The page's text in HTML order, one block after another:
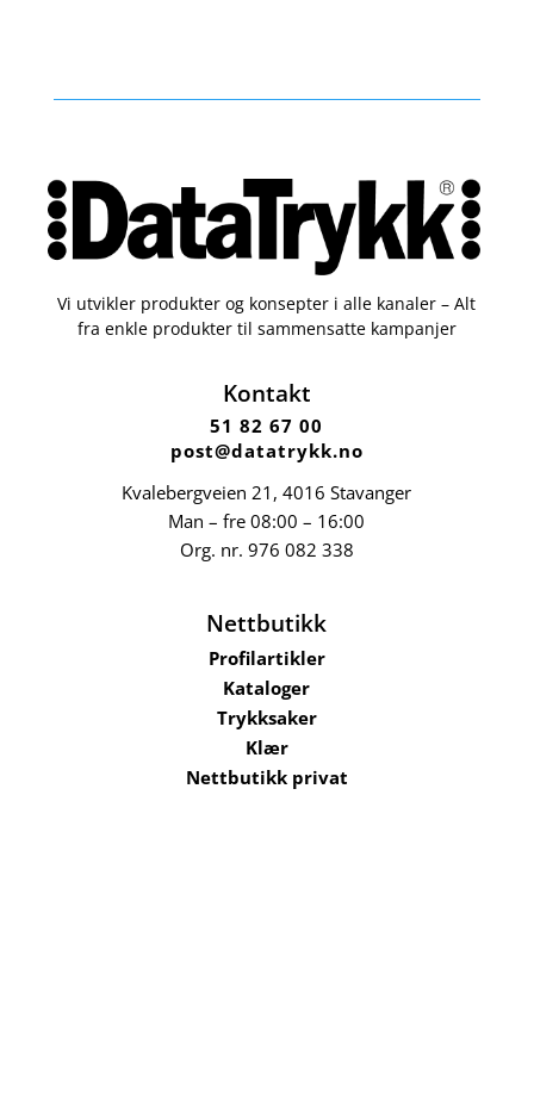
Vi utvikler produkter og konsepter i alle kanaler – Alt
fra enkle produkter til sammensatte kampanjer
Kontakt
51 82 67 00
post@datatrykk.no
Kvalebergveien 21 , 4016 Stavanger
Man – fre 08:00 – 16:00
Org. nr. 976 082 338
Nettbutikk
Profilartikler
Kataloger
Trykksaker
Klær
Nettbutikk privat